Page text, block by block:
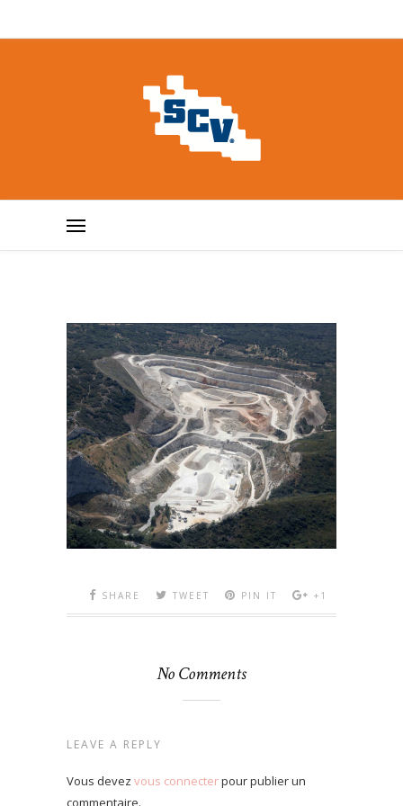
SHARE TWEET PIN IT +1
No Comments
LEAVE A REPLY
Vous devez vous connecterpour publier un
commentaire.